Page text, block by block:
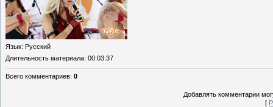
Язык: Русский
Длительность материала: 00:03:37
Всего комментариев: 0
Добавлять комментарии
[